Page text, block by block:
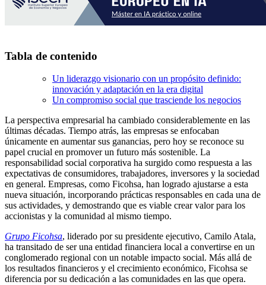
Tabla de contenido
Un liderazgo visionario con un propósito definido:
innovación y adaptación en la era digital
Un compromiso social que trasciende los negocios
La perspectiva empresarial ha cambiado considerablemente en las
últimas décadas. Tiempo atrás, las empresas se enfocaban
únicamente en aumentar sus ganancias, pero hoy se reconoce su
papel crucial en promover un futuro más sostenible. La
responsabilidad social corporativa ha surgido como respuesta a las
expectativas de consumidores, trabajadores, inversores y la sociedad
en general. Empresas, como Ficohsa, han logrado ajustarse a esta
nueva situación, incorporando prácticas responsables en cada una de
sus actividades, y demostrando que es viable crear valor para los
accionistas y la comunidad al mismo tiempo.
Grupo Ficohsa, liderado por su presidente ejecutivo, Camilo Atala,
ha transitado de ser una entidad financiera local a convertirse en un
conglomerado regional con un notable impacto social. Más allá de
los resultados financieros y el crecimiento económico, Ficohsa se
diferencia por su dedicación a las comunidades en las que opera.